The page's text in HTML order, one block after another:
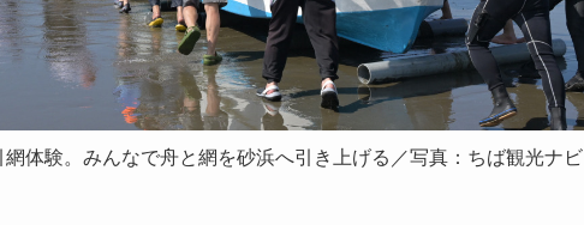
体験。みんなで舟と網を砂浜へ引き上げる／写真：ちば観光ナビ